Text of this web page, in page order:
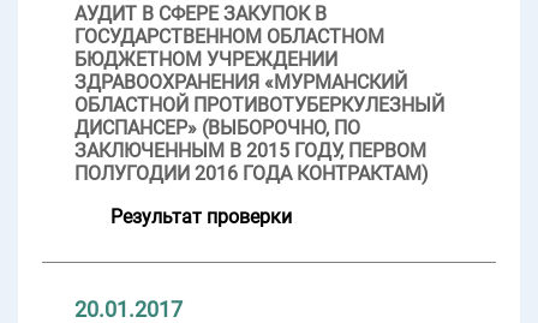
АУДИТ В СФЕРЕ ЗАКУПОК В
ГОСУДАРСТВЕННОМ ОБЛАСТНОМ
БЮДЖЕТНОМ УЧРЕЖДЕНИИ
ЗДРАВООХРАНЕНИЯ «МУРМАНСКИЙ
ОБЛАСТНОЙ ПРОТИВОТУБЕРКУЛЕЗНЫЙ
ДИСПАНСЕР» (ВЫБОРОЧНО, ПО
ЗАКЛЮЧЕННЫМ В 2015 ГОДУ, ПЕРВОМ
ПОЛУГОДИИ 2016 ГОДА КОНТРАКТАМ)
Результат проверки
20.01.2017